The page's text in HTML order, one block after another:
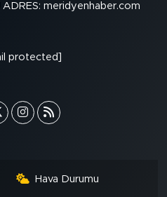
ADRES: meridyenhaber.com
protected]
Hava Durumu